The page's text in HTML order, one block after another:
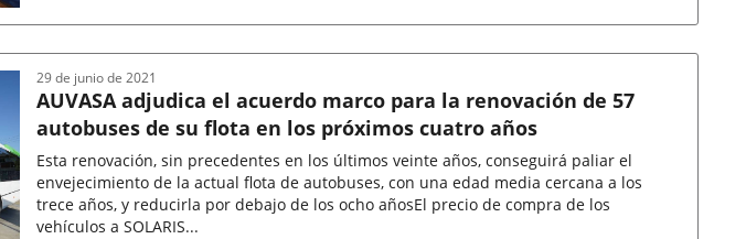
AUVASA adjudica el acuerdo marco para la renovación de 57
autobuses de su flota en los próximos cuatro años
Esta renovación, sin precedentes en los últimos veinte años, conseguirá paliar el
envejecimiento de la actual flota de autobuses, con una edad media cercana a los
trece años, y reducirla por debajo de los ocho añosEl precio de compra de los
vehículos a SOLARIS...
29 de junio de 2021